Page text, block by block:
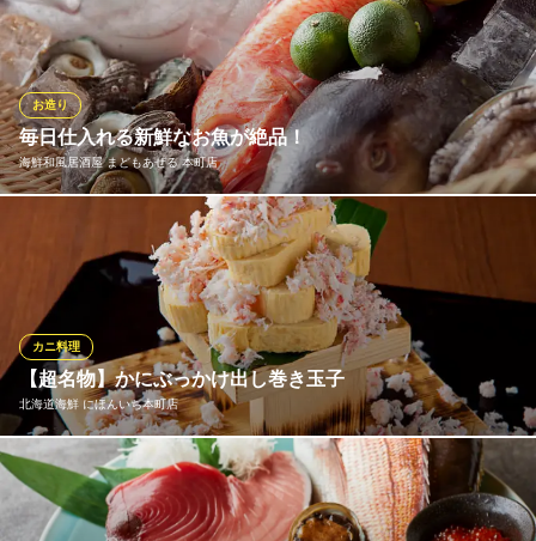
骨抜き・骨切りします。お鍋に使用するはもは淡路島産、単品
（おとし、はもちり）は『黄金のはも』と呼ばれている熊本天草
のトップブランドを使用。身は柔らかく旨味と適度な脂がたまり
ません！5～9月限定でご提供しております。
活ふぐ かに はも料理 かみいし 本町店
ふく・かに・個室
大阪メトロ堺筋線堺筋本町駅 徒歩5分
大阪府大阪市中央区安土町1-2-4 ミツルプラザB1
毎日仕入れる新鮮なお魚が絶品！
海鮮和風居酒屋 まどもあぜる 本町店
お造り
長年目利きをしてきた職人が、新鮮な魚介類を毎日仕入れており
ます♪ガシラ、カワハギ、アジ、鯛、平目などをはじめ、旬のお魚
をリーズナブルにご堪能ください！お造りはもちろんの事、炉端
焼き、煮付け、天ぷら、フライなど、様々な調理法で是非☆
海鮮和風居酒屋 まどもあぜる 本町店
寿司・海鮮居酒屋
大阪メトロ堺筋線堺筋本町駅 徒歩1分
大阪府大阪市中央区船場中央2-1 船場センタービル4号館B-204
【超名物】かにぶっかけ出し巻き玉子
北海道海鮮 にほんいち本町店
カニ料理
★赤字覚悟！どんどんかけ続けます★ 系列店でも脅威の注文率
（90％以上！）を誇る当店の超名物。ご注文いただくと、台に乗
った出し巻きが登場。その上から「これでもか！」とカニのほぐ